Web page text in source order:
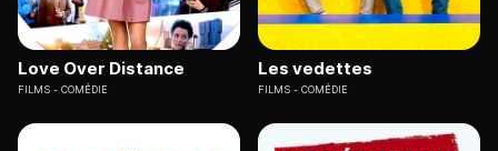
Love Over Distance
FILMS COMÉDIE
Les vedettes
FILMS COMÉDIE